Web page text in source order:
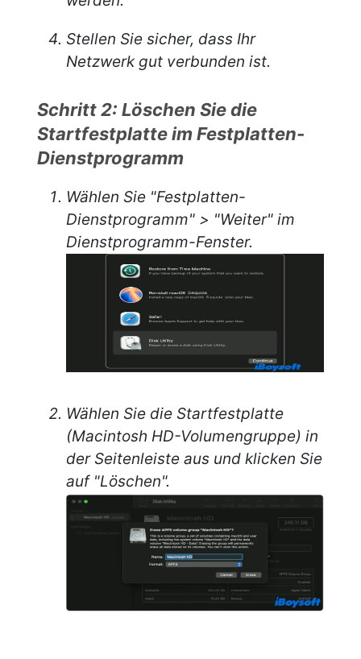
Stellen Sie sicher, dass Ihr
Netzwerk gut verbunden ist.
Schritt 2: Löschen Sie die
Startfestplatte im Festplatten-
Dienstprogramm
Wählen Sie "Festplatten-
Dienstprogramm" > "Weiter" im
Dienstprogramm-Fenster.
Wählen Sie die Startfestplatte
(Macintosh HD-Volumengruppe) in
der Seitenleiste aus und klicken Sie
auf "Löschen".